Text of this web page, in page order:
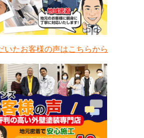
いたお客様の声はこちらから